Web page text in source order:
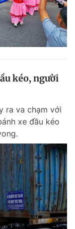
kéo, người
ra va chạm với
xe đầu kéo